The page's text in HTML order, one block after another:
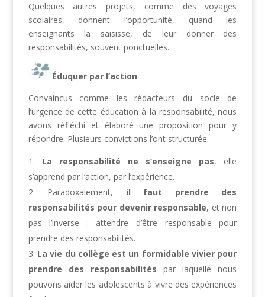
Quelques autres projets, comme des voyages
scolaires, donnent l’opportunité, quand les
enseignants la saisisse, de leur donner des
responsabilités, souvent ponctuelles.
Éduquer par l’action
Convaincus comme les rédacteurs du socle de
l’urgence de cette éducation à la responsabilité, nous
avons réfléchi et élaboré une proposition pour y
répondre. Plusieurs convictions l’ont structurée.
La responsabilité ne s’enseigne pas, elle
s’apprend par l’action, par l’expérience.
Paradoxalement, il faut prendre des
responsabilités pour devenir responsable, et non
pas l’inverse : attendre d’être responsable pour
prendre des responsabilités.
La vie du collège est un formidable vivier pour
prendre des responsabilités par laquelle nous
pouvons aider les adolescents à vivre des expériences